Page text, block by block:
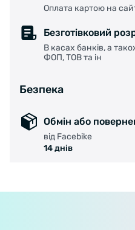
Оплата картою на
Безготівковий
В касах банків, а
ФОП, ТОВ та ін
Безпека
Обмін або
від Facebike
14 днів